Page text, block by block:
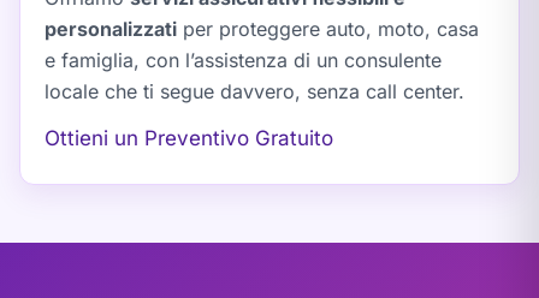
personalizzati per proteggere auto, moto, casa
e famiglia, con l’assistenza di un consulente
locale che ti segue davvero, senza call center.
Ottieni un Preventivo Gratuito